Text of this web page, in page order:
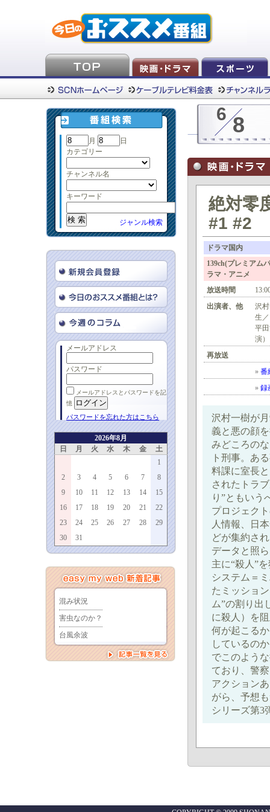
月
日
カテゴリー
チャンネル名
キーワード
ジャンル検索
メールアドレス
パスワード
メールアドレスとパスワードを記
憶
パスワードを忘れた方はこちら
2026年8月
日
月 火 水 木 金
土
1
2
3 4 5 6 7
8
9
10 11 12 13 14
15
16
17 18 19 20 21
22
23
24 25 26 27 28
29
30
31
6 8
絶対零
#1 #2
ドラマ国内
139ch(プレミア
ラマ・アニメ
放送時間
出演者、他
沢
生
平
演
再放送
» 番
» 録
沢村一樹が
義と悪の顔
みどころの
ト刑事。あ
料課に室長
されたトラ
り”ともいう
プロジェク
人情報、日
どが集約さ
データと照
主に“殺人”
システム＝
たミッショ
ム”の割り出
に殺人）を
何が起こる
しているの
でこのよう
ており、警
アクション
がら、予想
シリーズ第3